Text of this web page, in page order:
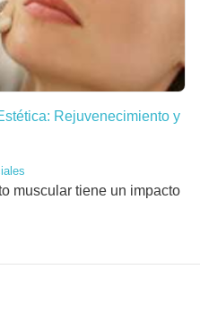
Rejuvenecimiento y
muscular tiene un impacto